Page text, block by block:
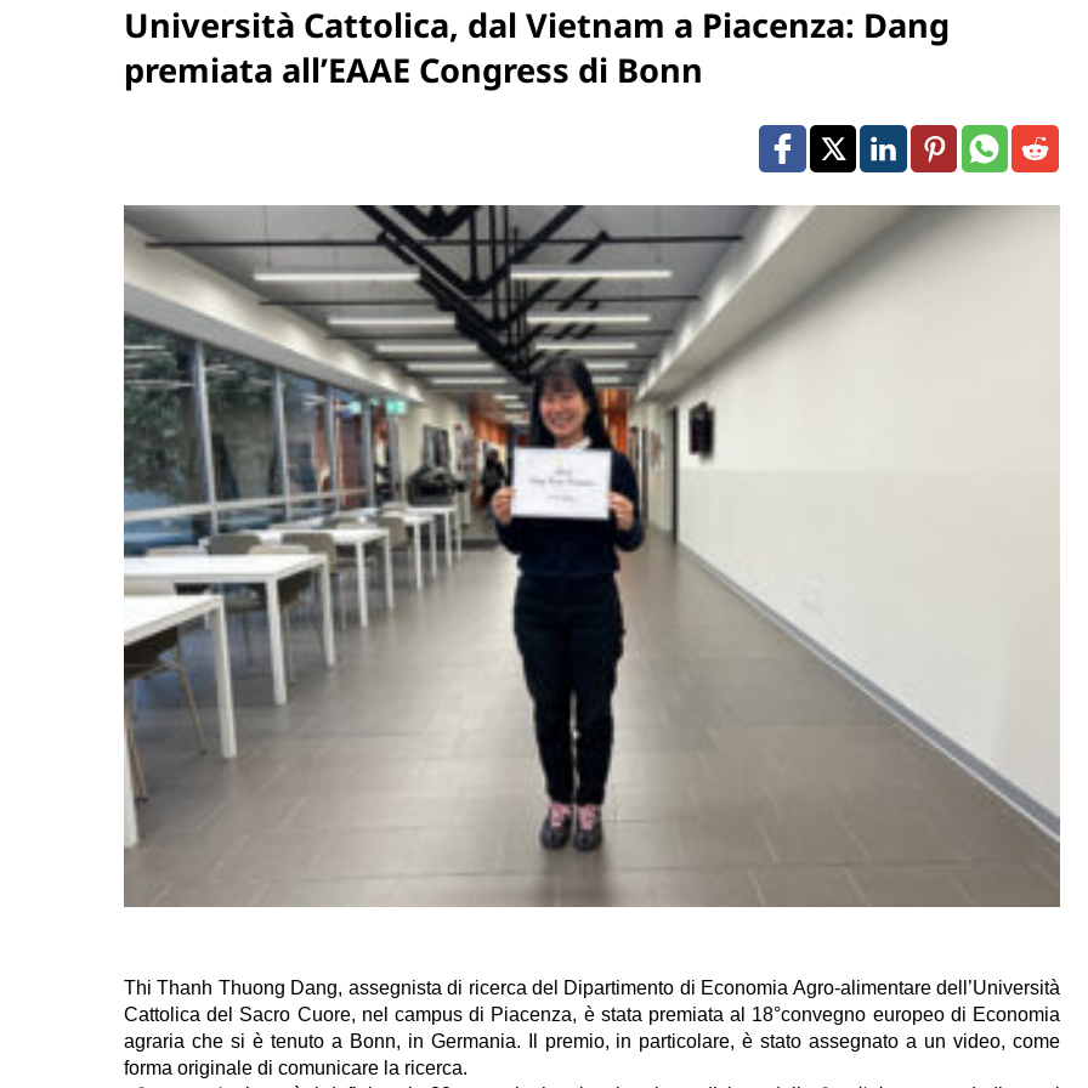
Università Cattolica, dal Vietnam a Piacenza: Dang
premiata all’EAAE Congress di Bonn
Thi Thanh Thuong Dang, assegnista di ricerca del Dipartimento di Economia Agro-alimentare dell’Università
Cattolica del Sacro Cuore, nel campus di Piacenza, è stata premiata al 18°convegno europeo di Economia
agraria che si è tenuto a Bonn, in Germania. Il premio, in particolare, è stato assegnato a un video, come
forma originale di comunicare la ricerca.